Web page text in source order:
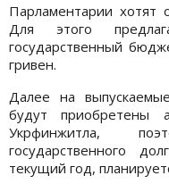
Парламентарии
Для этого
государственный
гривен.
Далее на
будут приобретены
Укрфинжитла,
государственного
текущий год,